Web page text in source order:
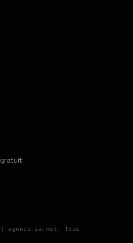
| agence-ia.net. Tous